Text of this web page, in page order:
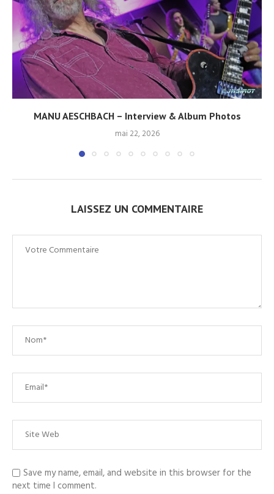
MANU AESCHBACH – Interview & Album Photos
mai 22, 2026
LAISSEZ UN COMMENTAIRE
Save my name, email, and website in this browser for the
next time I comment.